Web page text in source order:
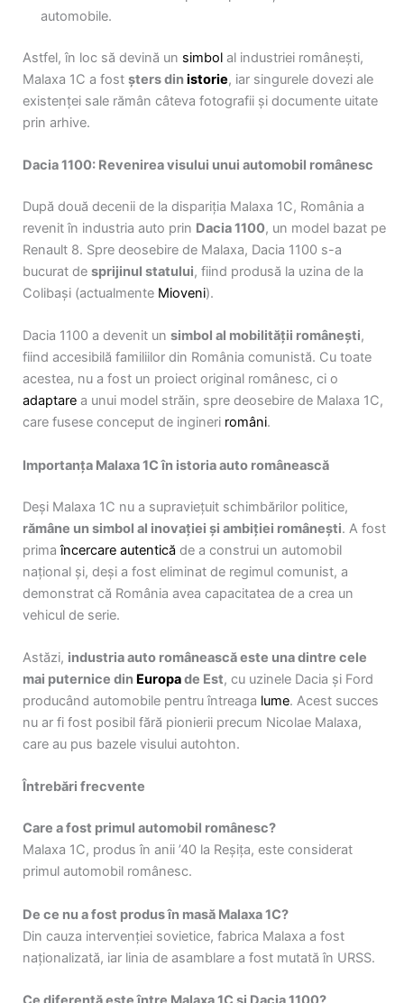
automobile.
Astfel, în loc să devină un simbol al industriei românești,
Malaxa 1C a fost șters dinistorie, iar singurele dovezi ale
existenței sale rămân câteva fotografii și documente uitate
prin arhive.
Dacia 1100: Revenirea visului unui automobil românesc
După două decenii de la dispariția Malaxa 1C, România a
revenit în industria auto prin Dacia 1100, un model bazat pe
Renault 8. Spre deosebire de Malaxa, Dacia 1100 s-a
bucurat de sprijinul statului, fiind produsă la uzina de la
Colibași (actualmente Mioveni).
Dacia 1100 a devenit un simbol al mobilității românești,
fiind accesibilă familiilor din România comunistă. Cu toate
acestea, nu a fost un proiect original românesc, ci o
adaptare a unui model străin, spre deosebire de Malaxa 1C,
care fusese conceput de ingineri români.
Importanța Malaxa 1C în istoria auto românească
Deși Malaxa 1C nu a supraviețuit schimbărilor politice,
rămâne un simbol al inovației și ambiției românești. A fost
primaîncercare autentică de a construi un automobil
național și, deși a fost eliminat de regimul comunist, a
demonstrat că România avea capacitatea de a crea un
vehicul de serie.
Astăzi, industria auto românească este una dintre cele
mai puternice din Europade Est, cu uzinele Dacia și Ford
producând automobile pentru întreaga lume. Acest succes
nu ar fi fost posibil fără pionierii precum Nicolae Malaxa,
care au pus bazele visului autohton.
Întrebări frecvente
Care a fost primul automobil românesc?
Malaxa 1C, produs în anii ’40 la Reșița, este considerat
primul automobil românesc.
De ce nu a fost produs în masă Malaxa 1C?
Din cauza intervenției sovietice, fabrica Malaxa a fost
naționalizată, iar linia de asamblare a fost mutată în URSS.